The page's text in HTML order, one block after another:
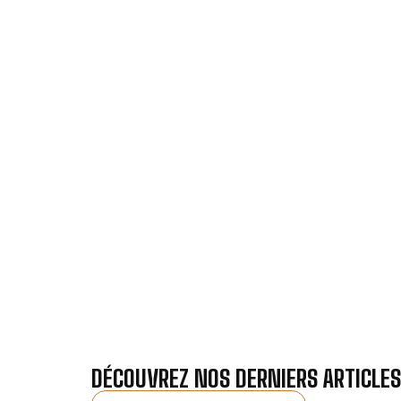
DÉCOUVREZ NOS DERNIERS